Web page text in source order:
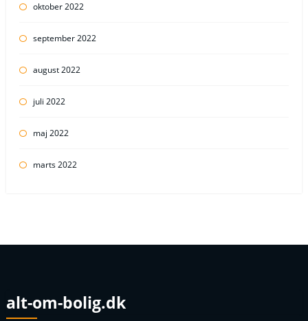
oktober 2022
september 2022
august 2022
juli 2022
maj 2022
marts 2022
alt-om-bolig.dk